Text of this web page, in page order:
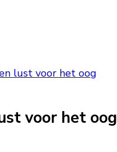
lust voor het oog
voor het oog